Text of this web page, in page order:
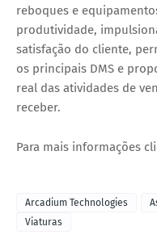
reboques e
produtividade,
satisfação do cliente,
os principais DMS e
real das atividades de
receber.
Para mais informações
Arcadium Technologies
Viaturas